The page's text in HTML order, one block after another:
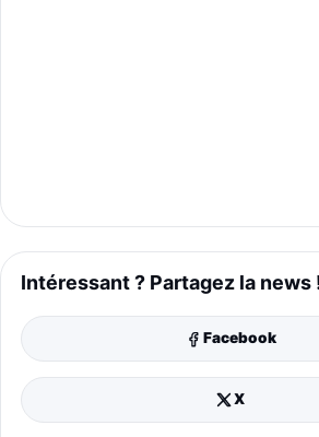
Intéressant ? Partagez la news
Facebook
X